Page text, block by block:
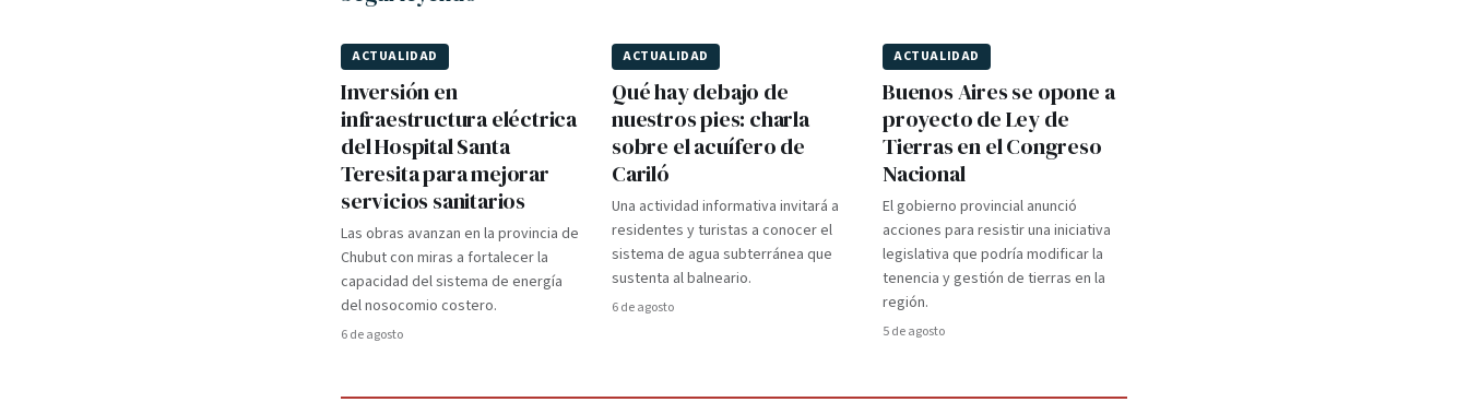
ACTUALIDAD
Inversión en
infraestructura eléctrica
del Hospital Santa
Teresita para mejorar
servicios sanitarios
Las obras avanzan en la provincia de
Chubut con miras a fortalecer la
capacidad del sistema de energía
del nosocomio costero.
6 de agosto
ACTUALIDAD
Qué hay debajo de
nuestros pies: charla
sobre el acuífero de
Cariló
Una actividad informativa invitará a
residentes y turistas a conocer el
sistema de agua subterránea que
sustenta al balneario.
6 de agosto
ACTUALIDAD
Buenos Aires se opone a
proyecto de Ley de
Tierras en el Congreso
Nacional
El gobierno provincial anunció
acciones para resistir una iniciativa
legislativa que podría modificar la
tenencia y gestión de tierras en la
región.
5 de agosto